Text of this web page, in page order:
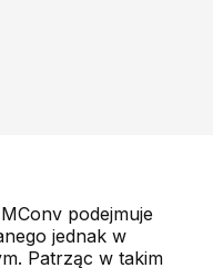
podejmuje
jednak w
Patrząc w takim